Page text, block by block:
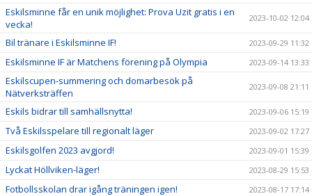
Eskilsminne får en unik möjlighet: Prova Uzit gratis i en
vecka!
2023-10-02 12:04
Bil tränare i Eskilsminne IF! 2023-09-29 11:32
Eskilsminne IF är Matchens förening på Olympia 2023-09-14 13:33
Eskilscupen-summering och domarbesök på
Nätverksträffen
2023-09-08 21:11
Eskils bidrar till samhällsnytta! 2023-09-06 15:19
Två Eskilsspelare till regionalt läger 2023-09-02 17:27
Eskilsgolfen 2023 avgjord! 2023-09-01 15:39
Lyckat Höllviken-läger! 2023-08-29 15:53
Fotbollsskolan drar igång träningen igen! 2023-08-17 17:14